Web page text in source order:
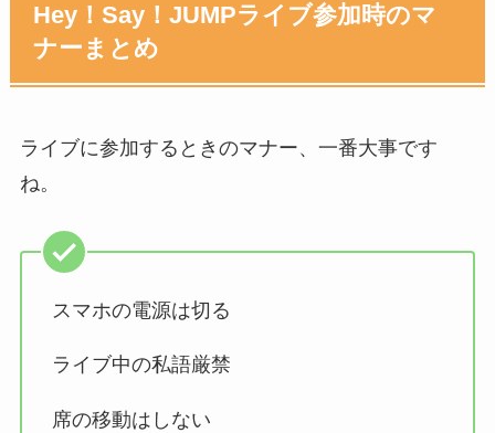
Hey！Say！JUMPライブ参加時のマ
ナーまとめ
ライブに参加するときのマナー、一番大事です
ね。
スマホの電源は切る
ライブ中の私語厳禁
席の移動はしない